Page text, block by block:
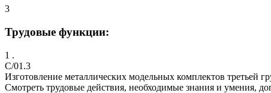
3
Трудовые функции:
1 .
C/01.3
Изготовление металлических модельных комплектов третьей
Смотреть трудовые действия, необходимые знания и умения,